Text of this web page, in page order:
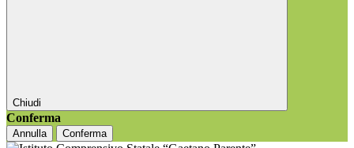
Chiudi
Conferma
Annulla Conferma